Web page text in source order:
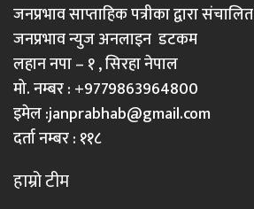
जनप्रभाव साप्ताहिक पत्रीका द्वारा संचालित
जनप्रभाव न्युज अनलाइन डटकम
लहान नपा – १ , सिरहा नेपाल
मो. नम्बर : +9779863964800
इमेल :janprabhab@gmail.com
दर्ता नम्बर : ११८
हाम्रो टीम